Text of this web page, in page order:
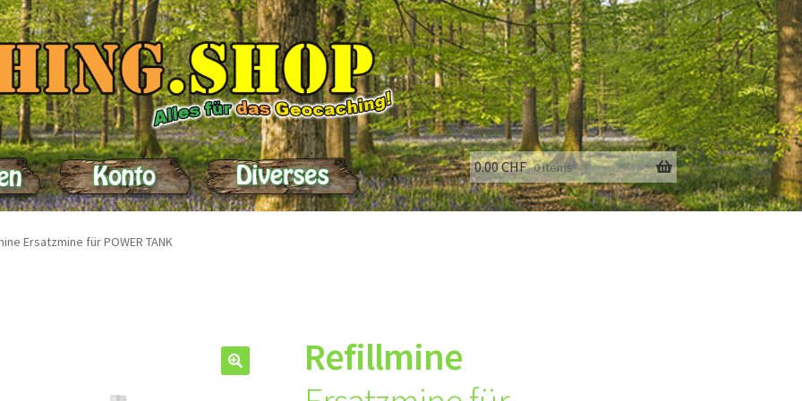
Impressum KasseKontakt
0.00CHF 0 items
Ersatzmine für POWER TANK
Refillmine